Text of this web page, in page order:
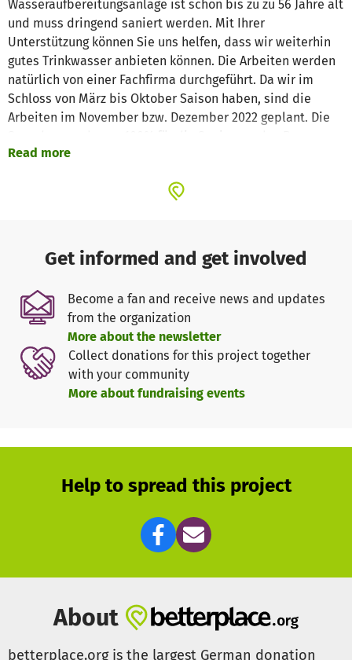
Wasseraufbereitungsanlage ist schon bis zu zu 56 Jahre alt
und muss dringend saniert werden. Mit Ihrer
Unterstützung können Sie uns helfen, dass wir weiterhin
gutes Trinkwasser anbieten können. Die Arbeiten werden
natürlich von einer Fachfirma durchgeführt. Da wir im
Schloss von März bis Oktober Saison haben, sind die
Arbeiten im November bzw. Dezember 2022 geplant. Die
verwendet (Material, Arbeit)...
Read more
Get informed and get involved
Become a fan and receive news and updates
from the organization
More about the newsletter
Collect donations for this project together
with your community
More about fundraising events
Help to spread this project
About
betterplace.org is the largest German donation